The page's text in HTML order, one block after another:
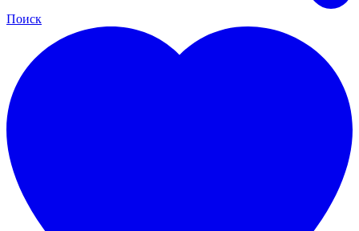
Поиск